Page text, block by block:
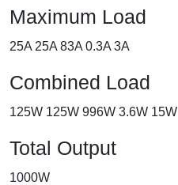
Maximum Load
25A 25A 83A 0.3A 3A
Combined Load
125W 125W 996W 3.6W 15W
Total Output
1000W